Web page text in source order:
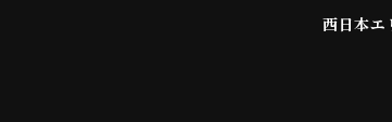
サーバーアクセスログに関す
ユーザーが本サービスを利
西日本エ